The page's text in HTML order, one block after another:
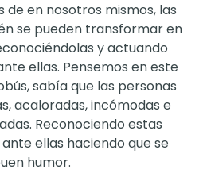
de en nosotros mismos, las
se pueden transformar en
y actuando
ellas. Pensemos en este
sabía que las personas
acaloradas, incómodas e
Reconociendo estas
ellas haciendo que se
humor.